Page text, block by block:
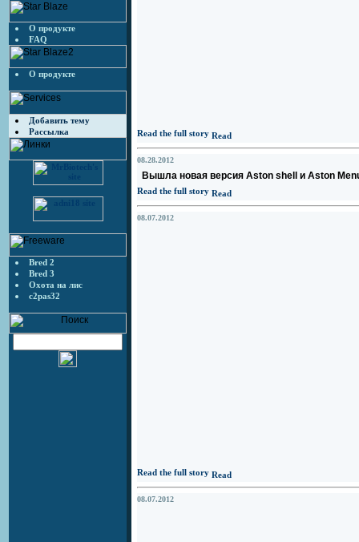
О продукте
FAQ
О продукте
Добавить тему
Рассылка
Bred 2
Bred 3
Охота на лис
c2pas32
Read the full story
08.28.2012
Вышла новая версия Aston shell и Aston
Read the full story
08.07.2012
Read the full story
08.07.2012